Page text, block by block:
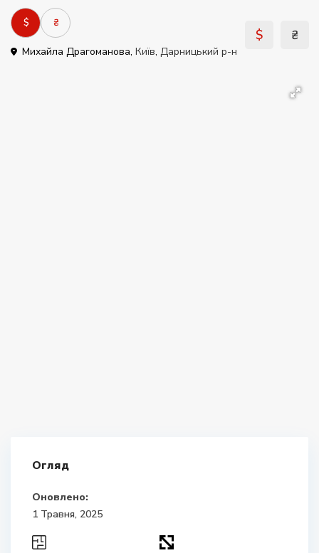
$ ₴
Михайла Драгоманова, Київ, Дарницький р-н
Огляд
Оновлено:
1 Травня, 2025
$ ₴